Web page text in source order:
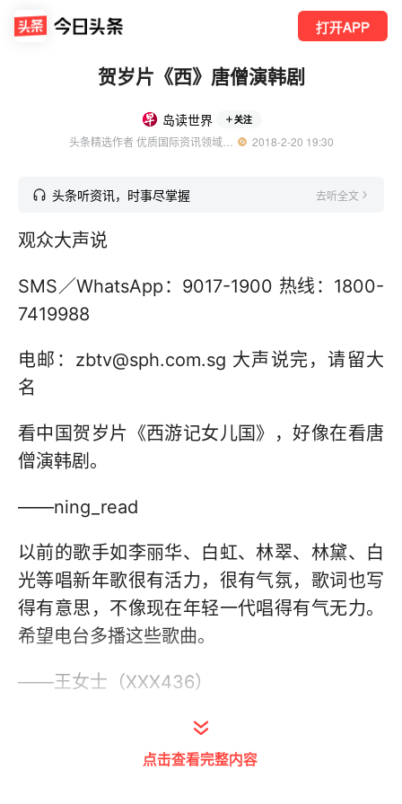
打开APP
贺岁片《西》唐僧演韩剧
岛读世界 关注
头条精选作者 优质国际资讯领域创作者
  2018-2-20 19:30
头条听资讯，时事尽掌握 去听全文
观众大声说
SMS／WhatsApp：9017-1900 热线：1800-
7419988
电邮：zbtv@sph.com.sg 大声说完，请留大
名
看中国贺岁片《西游记女儿国》，好像在看唐
僧演韩剧。
——ning_read
以前的歌手如李丽华、白虹、林翠、林黛、白
光等唱新年歌很有活力，很有气氛，歌词也写
得有意思，不像现在年轻一代唱得有气无力。
希望电台多播这些歌曲。
——王女士（XXX436）
一大早开车打开收音机，就听到男男女女争论
不休的广播剧，觉得很烦，新年应该多播新年
点击查看完整内容